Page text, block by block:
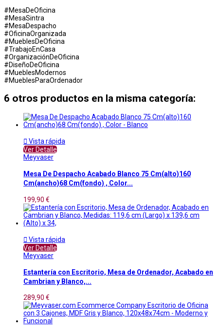
#MesaDeOficina
#MesaSintra
#MesaDespacho
#OficinaOrganizada
#MueblesDeOficina
#TrabajoEnCasa
#OrganizaciónDeOficina
#DiseñoDeOficina
#MueblesModernos
#MueblesParaOrdenador
6 otros productos en la misma categoría:
 Vista rápida
Ver Detalle
Meyvaser
Mesa De Despacho Acabado Blanco 75 Cm(alto)160
Cm(ancho)68 Cm(fondo) , Color...
199,90 €
 Vista rápida
Ver Detalle
Meyvaser
Estantería con Escritorio, Mesa de Ordenador, Acabado en
Cambrian y Blanco,...
289,90 €